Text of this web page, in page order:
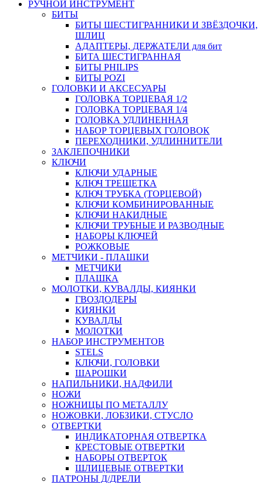
РУЧНОЙ ИНСТРУМЕНТ
БИТЫ
БИТЫ ШЕСТИГРАННИКИ И ЗВЁЗДОЧКИ,
ШЛИЦ
АДАПТЕРЫ, ДЕРЖАТЕЛИ для бит
БИТА ШЕСТИГРАННАЯ
БИТЫ PHILIPS
БИТЫ POZI
ГОЛОВКИ И АКСЕСУАРЫ
ГОЛОВКА ТОРЦЕВАЯ 1/2
ГОЛОВКА ТОРЦЕВАЯ 1/4
ГОЛОВКА УДЛИНЕННАЯ
НАБОР ТОРЦЕВЫХ ГОЛОВОК
ПЕРЕХОДНИКИ, УДЛИННИТЕЛИ
ЗАКЛЕПОЧНИКИ
КЛЮЧИ
КЛЮЧИ УДАРНЫЕ
КЛЮЧ ТРЕЩЕТКА
КЛЮЧ ТРУБКА (ТОРЦЕВОЙ)
КЛЮЧИ КОМБИНИРОВАННЫЕ
КЛЮЧИ НАКИДНЫЕ
КЛЮЧИ ТРУБНЫЕ И РАЗВОДНЫЕ
НАБОРЫ КЛЮЧЕЙ
РОЖКОВЫЕ
МЕТЧИКИ - ПЛАШКИ
МЕТЧИКИ
ПЛАШКА
МОЛОТКИ, КУВАЛДЫ, КИЯНКИ
ГВОЗДОДЕРЫ
КИЯНКИ
КУВАЛДЫ
МОЛОТКИ
НАБОР ИНСТРУМЕНТОВ
STELS
КЛЮЧИ, ГОЛОВКИ
ШАРОШКИ
НАПИЛЬНИКИ, НАДФИЛИ
НОЖИ
НОЖНИЦЫ ПО МЕТАЛЛУ
НОЖОВКИ, ЛОБЗИКИ, СТУСЛО
ОТВЕРТКИ
ИНДИКАТОРНАЯ ОТВЕРТКА
КРЕСТОВЫЕ ОТВЕРТКИ
НАБОРЫ ОТВЕРТОК
ШЛИЦЕВЫЕ ОТВЕРТКИ
ПАТРОНЫ Д/ДРЕЛИ